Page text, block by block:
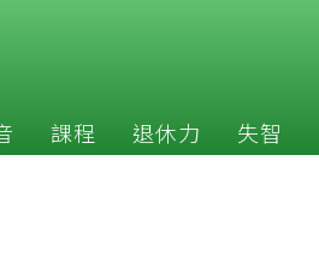
課程 退休力 失智